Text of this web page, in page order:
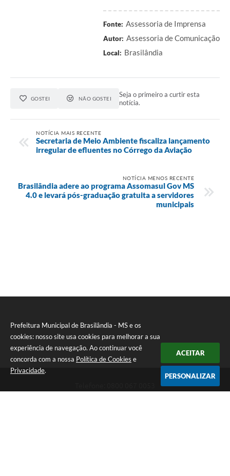
Prefeitura Municipal de Brasilândia - MS e os
cookies: nosso site usa cookies para melhorar a sua
experiência de navegação. Ao continuar você
concorda com a nossa Política de Cookies e
Privacidade.
ACEITAR
PERSONALIZAR
Fonte: Assessoria de Imprensa
Autor: Assessoria de Comunicação
Local: Brasilândia
GOSTEI NÃO GOSTEI
Seja o primeiro a curtir esta
notícia.
NOTÍCIA MAIS RECENTE
Secretaria de Meio Ambiente fiscaliza lançamento
irregular de efluentes no Córrego da Aviação
NOTÍCIA MENOS RECENTE
Brasilândia adere ao programa Assomasul Gov MS
4.0 e levará pós-graduação gratuita a servidores
municipais